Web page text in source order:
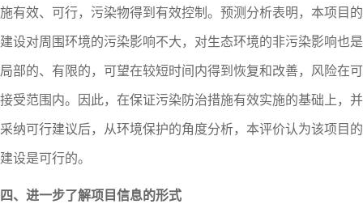
施有效、可行，污染物得到有效控制。预测分析表明，本项目的
建设对周围环境的污染影响不大，对生态环境的非污染影响也是
局部的、有限的，可望在较短时间内得到恢复和改善，风险在可
接受范围内。因此，在保证污染防治措施有效实施的基础上，并
采纳可行建议后，从环境保护的角度分析，本评价认为该项目的
建设是可行的。
四、进一步了解项目信息的形式